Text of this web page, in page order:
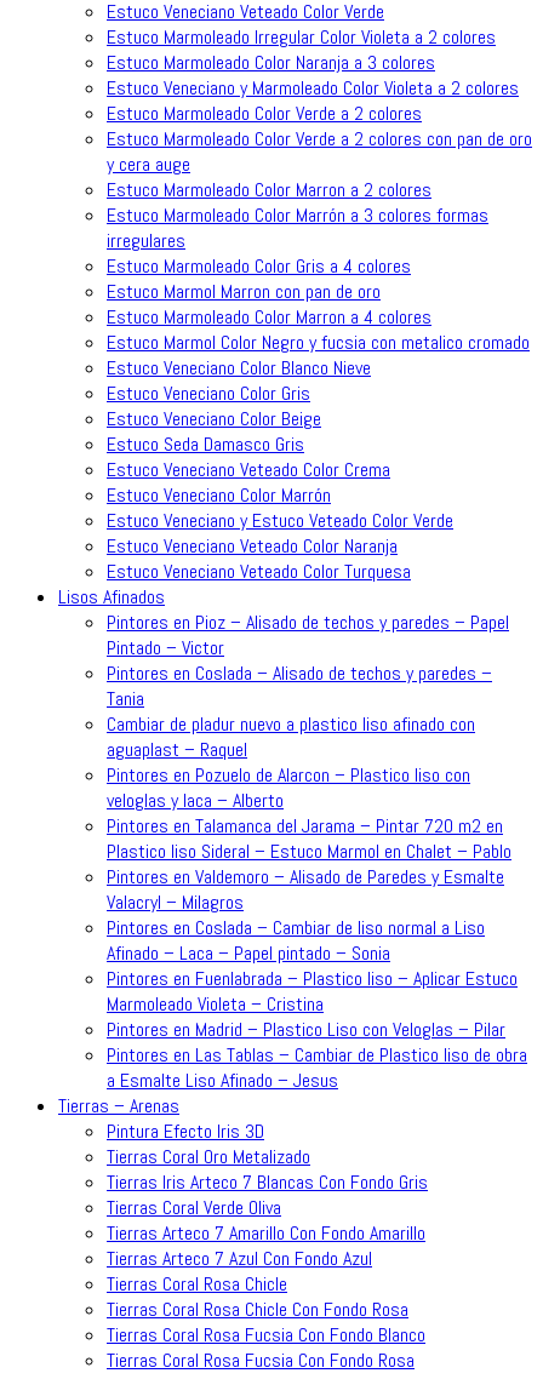
Estuco Veneciano Veteado Color Verde
Estuco Marmoleado Irregular Color Violeta a 2 colores
Estuco Marmoleado Color Naranja a 3 colores
Estuco Veneciano y Marmoleado Color Violeta a 2 colores
Estuco Marmoleado Color Verde a 2 colores
Estuco Marmoleado Color Verde a 2 colores con pan de oro
y cera auge
Estuco Marmoleado Color Marron a 2 colores
Estuco Marmoleado Color Marrón a 3 colores formas
irregulares
Estuco Marmoleado Color Gris a 4 colores
Estuco Marmol Marron con pan de oro
Estuco Marmoleado Color Marron a 4 colores
Estuco Marmol Color Negro y fucsia con metalico cromado
Estuco Veneciano Color Blanco Nieve
Estuco Veneciano Color Gris
Estuco Veneciano Color Beige
Estuco Seda Damasco Gris
Estuco Veneciano Veteado Color Crema
Estuco Veneciano Color Marrón
Estuco Veneciano y Estuco Veteado Color Verde
Estuco Veneciano Veteado Color Naranja
Estuco Veneciano Veteado Color Turquesa
Lisos Afinados
Pintores en Pioz – Alisado de techos y paredes – Papel
Pintado – Victor
Pintores en Coslada – Alisado de techos y paredes –
Tania
Cambiar de pladur nuevo a plastico liso afinado con
aguaplast – Raquel
Pintores en Pozuelo de Alarcon – Plastico liso con
veloglas y laca – Alberto
Pintores en Talamanca del Jarama – Pintar 720 m2 en
Plastico liso Sideral – Estuco Marmol en Chalet – Pablo
Pintores en Valdemoro – Alisado de Paredes y Esmalte
Valacryl – Milagros
Pintores en Coslada – Cambiar de liso normal a Liso
Afinado – Laca – Papel pintado – Sonia
Pintores en Fuenlabrada – Plastico liso – Aplicar Estuco
Marmoleado Violeta – Cristina
Pintores en Madrid – Plastico Liso con Veloglas – Pilar
Pintores en Las Tablas – Cambiar de Plastico liso de obra
a Esmalte Liso Afinado – Jesus
Tierras – Arenas
Pintura Efecto Iris 3D
Tierras Coral Oro Metalizado
Tierras Iris Arteco 7 Blancas Con Fondo Gris
Tierras Coral Verde Oliva
Tierras Arteco 7 Amarillo Con Fondo Amarillo
Tierras Arteco 7 Azul Con Fondo Azul
Tierras Coral Rosa Chicle
Tierras Coral Rosa Chicle Con Fondo Rosa
Tierras Coral Rosa Fucsia Con Fondo Blanco
Tierras Coral Rosa Fucsia Con Fondo Rosa